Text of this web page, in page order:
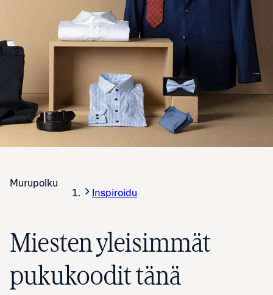
Murupolku
Inspiroidu
Miesten yleisimmät
pukukoodit tänä